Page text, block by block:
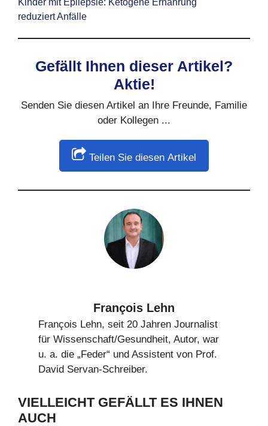
Kinder mit Epilepsie: Ketogene Ernährung
reduziert Anfälle
Gefällt Ihnen dieser Artikel?
Aktie!
Senden Sie diesen Artikel an Ihre Freunde, Familie
oder Kollegen ...
Teilen Sie diesen Artikel
François Lehn
François Lehn, seit 20 Jahren Journalist
für Wissenschaft/Gesundheit, Autor, war
u. a. die „Feder“ und Assistent von Prof.
David Servan-Schreiber.
VIELLEICHT GEFÄLLT ES IHNEN
AUCH